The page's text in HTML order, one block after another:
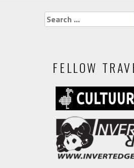
Search
for:
FELLOW